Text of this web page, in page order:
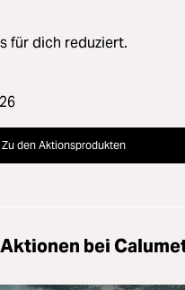
für dich reduziert.
Zu den Aktionsprodukten
bei